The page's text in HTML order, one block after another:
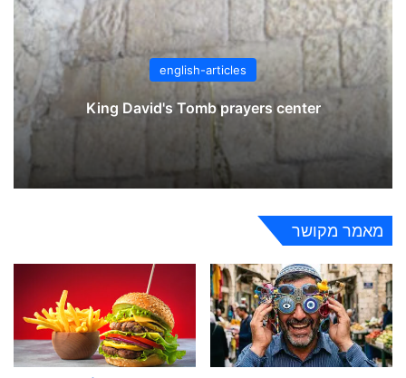
english-articles
King David's Tomb prayers center
מאמר מקושר